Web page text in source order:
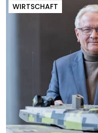
WIRTSCHAFT